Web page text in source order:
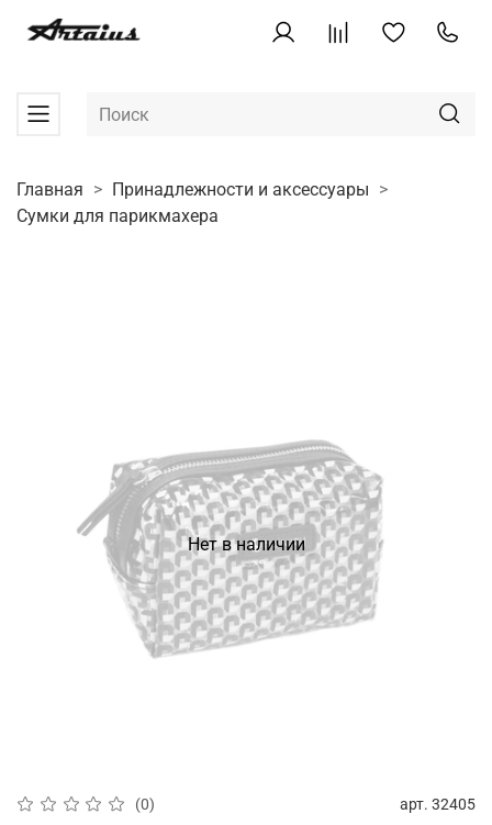
Главная
Принадлежности и аксессуары
Сумки для парикмахера
Нет в наличии
(0) арт. 32405